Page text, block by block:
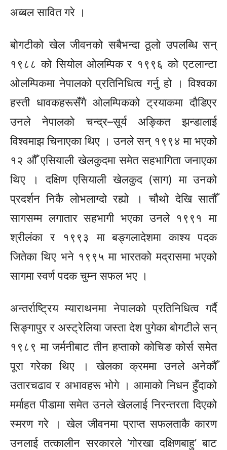
अब्बल सावित गरे ।
बोगटीको खेल जीवनको सबैभन्दा ठूलो उपलब्धि सन्
१९८८ कोसियोलओलम्पिक र १९९६ को एटलान्टा
ओलम्पिकमा नेपालको प्रतिनिधित्व गर्नु हो । विश्वका
हस्ती धावकहरूसँगै ओलम्पिकको ट्रयाकमा दौडिएर
उनले नेपालकोचन्द्र–सूर्यअङ्कित झन्डालाई
विश्वमाझचिनाएका थिए । उनले सन् १९९४ मा भएको
१२ औँ एसियाली खेलकुदमा समेत सहभागिता जनाएका
थिए । दक्षिण एसियाली खेलकुद (साग) मा उनको
प्रदर्शन निकै लोभलाग्दो रह्यो । चौथो देखि सातौँ
सागसम्मलगातार सहभागी भएका उनले १९९१ मा
श्रीलंकार १९९३ माबङ्गलादेशमाकाश्य पदक
जितेका थिए भने १९९५ मा भारतको मद्रासमा भएको
सागमा स्वर्ण पदक चुम्न सफल भए ।
अन्तर्राष्ट्रिय म्याराथनमा नेपालको प्रतिनिधित्व गर्दै
सिङ्गापुरर अस्ट्रेलिया जस्ता देश पुगेका बोगटीले सन्
१९८९ मा जर्मनीबाट तीन हप्ताको कोचिङ कोर्स समेत
पूरा गरेका थिए । खेलका क्रममा उनले अनेकौँ
उतारचढाव र अभावहरू भोगे । आमाको निधन हुँदाको
मर्माहत पीडामा समेत उनले खेललाई निरन्तरता दिएको
स्मरण गरे । खेल जीवनमा प्राप्त सफलताकै कारण
उनलाई तत्कालीन सरकारले ’गोरखा दक्षिणबाहु’ बाट